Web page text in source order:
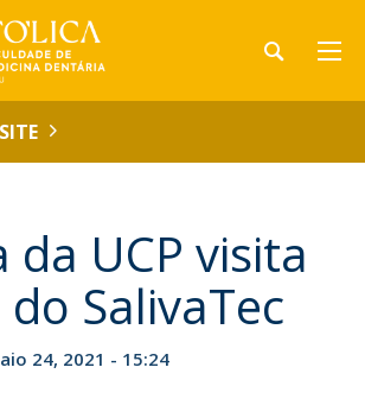
da UCP visita
SalivaTec
24, 2021 - 15:24